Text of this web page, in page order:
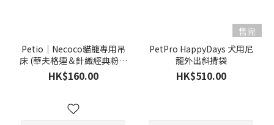
Petio｜Necoco貓籠專用吊
床 (華夫格連＆針織經典粉藍
色)
HK$160.00
售完
PetPro HappyDays 犬用尼
龍外出斜揹袋
HK$510.00